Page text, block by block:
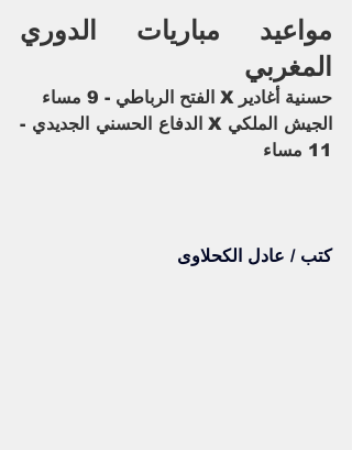
المغربي
حسنية أغادير X الفتح الرباطي - 9 مساء
11 مساء
كتب / عادل الكحلاوى